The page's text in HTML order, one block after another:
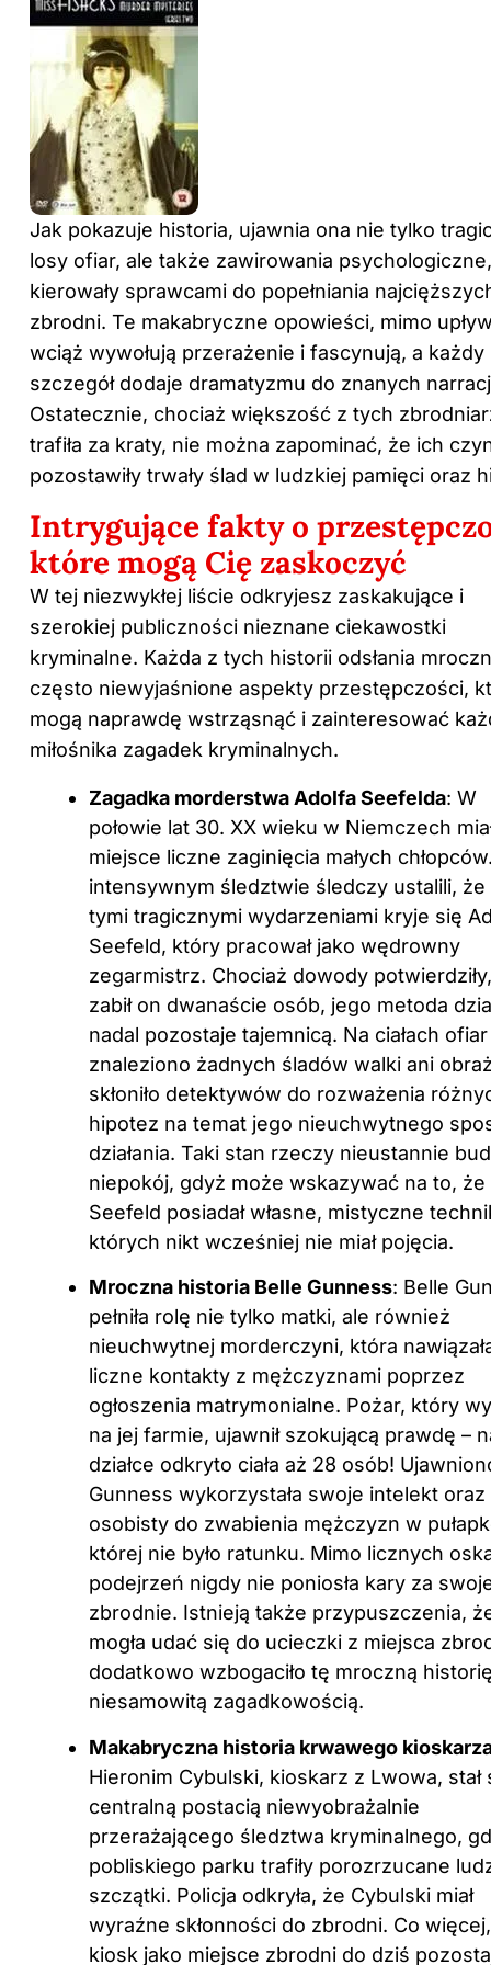
Jak pokazuje historia, ujawnia ona nie tylko
losy ofiar, ale także zawirowania
kierowały sprawcami do popełniania
zbrodni. Te makabryczne opowieści, mimo
wciąż wywołują przerażenie i fascynują, a
szczegół dodaje dramatyzmu do znanych
Ostatecznie, chociaż większość z tych
trafiła za kraty, nie można zapominać, że ich
pozostawiły trwały ślad w ludzkiej pamięci oraz
Intrygujące fakty o
które mogą Cię zaskoczyć
W tej niezwykłej liście odkryjesz zaskakujące i
szerokiej publiczności nieznane ciekawostki
kryminalne. Każda z tych historii odsłania
często niewyjaśnione aspekty przestępczości,
mogą naprawdę wstrząsnąć i zainteresować
miłośnika zagadek kryminalnych.
Zagadka morderstwa Adolfa Seefelda: W
połowie lat 30. XX wieku w Niemczech
miejsce liczne zaginięcia małych
intensywnym śledztwie śledczy ustalili, że
tymi tragicznymi wydarzeniami kryje się
Seefeld, który pracował jako wędrowny
zegarmistrz. Chociaż dowody
zabił on dwanaście osób, jego metoda
nadal pozostaje tajemnicą. Na ciałach
znaleziono żadnych śladów walki ani
skłoniło detektywów do rozważenia
hipotez na temat jego nieuchwytnego
działania. Taki stan rzeczy nieustannie
niepokój, gdyż może wskazywać na to, że
Seefeld posiadał własne, mistyczne
których nikt wcześniej nie miał pojęcia.
Mroczna historia Belle Gunness: Belle
pełniła rolę nie tylko matki, ale również
nieuchwytnej morderczyni, która
liczne kontakty z mężczyznami poprzez
ogłoszenia matrymonialne. Pożar, który
na jej farmie, ujawnił szokującą prawdę –
działce odkryto ciała aż 28 osób!
Gunness wykorzystała swoje intelekt
osobisty do zwabienia mężczyzn w
której nie było ratunku. Mimo licznych
podejrzeń nigdy nie poniosła kary za
zbrodnie. Istnieją także przypuszczenia,
mogła udać się do ucieczki z miejsca
dodatkowo wzbogaciło tę mroczną
niesamowitą zagadkowością.
Makabryczna historia krwawego
Hieronim Cybulski, kioskarz z Lwowa, stał
centralną postacią niewyobrażalnie
przerażającego śledztwa kryminalnego,
pobliskiego parku trafiły porozrzucane
szczątki. Policja odkryła, że Cybulski miał
wyraźne skłonności do zbrodni. Co
kiosk jako miejsce zbrodni do dziś